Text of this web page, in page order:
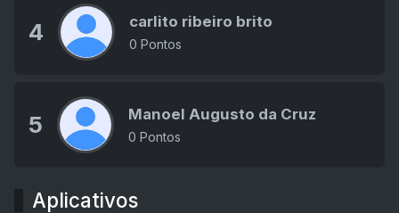
4 carlito ribeiro brito
0 Pontos
5 Manoel Augusto da Cruz
0 Pontos
Aplicativos